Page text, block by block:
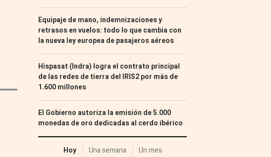
Equipaje de mano, indemnizaciones y
retrasos en vuelos: todo lo que cambia con
la nueva ley europea de pasajeros aéreos
Hispasat (Indra) logra el contrato principal
de las redes de tierra del IRIS2 por más de
1.600 millones
El Gobierno autoriza la emisión de 5.000
monedas de oro dedicadas al cerdo ibérico
Hoy Una semana Un mes